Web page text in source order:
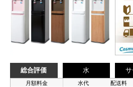
総合評価 水
月額料金 水代 配送料